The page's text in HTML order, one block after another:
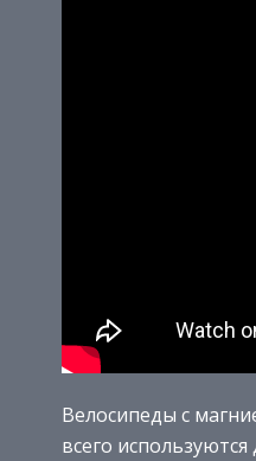
Велосипеды с
всего